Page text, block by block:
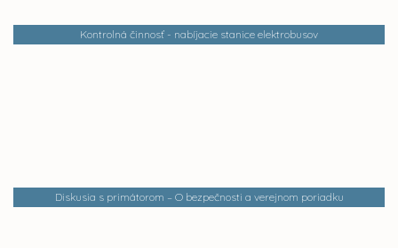
Kontrolná činnosť - nabíjacie stanice elektrobusov
Diskusia s primátorom – O bezpečnosti a verejnom poriadku